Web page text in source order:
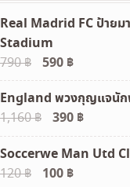
Real Madrid FC ป้าย
Stadium
790฿
Original
price
was:
790 ฿.
590 ฿Current
price
is:
590 ฿.
England พวงกุญแจนัก
1,160฿
Original
price
was:
1,160 ฿.
390 ฿Current
price
is:
Soccerwe Man Utd
120฿
Original
100 ฿Current